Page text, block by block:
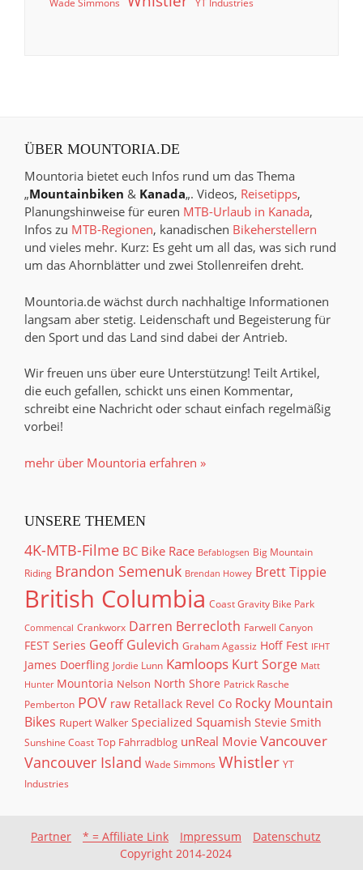
Wade Simmons YT Industries
ÜBER MOUNTORIA.DE
Mountoria bietet euch Infos rund um das Thema
„Mountainbiken & Kanada„. Videos, Reisetipps,
Planungshinweise für euren MTB-Urlaub in Kanada,
Infos zu MTB-Regionen, kanadischen Bikeherstellern
und vieles mehr. Kurz: Es geht um all das, was sich rund
um das Ahornblätter und zwei Stollenreifen dreht.
Mountoria.de wächst durch nachhaltige Informationen
langsam aber stetig. Leidenschaft und Begeisterung für
den Sport und das Land sind dabei der Antrieb.
Wir freuen uns über eure Unterstützung! Teilt Artikel,
die euch gefallen, schickt uns einen Kommentar,
schreibt eine Nachricht oder schaut einfach regelmäßig
vorbei!
mehr über Mountoria erfahren »
UNSERE THEMEN
4K-MTB-Filme BC Bike Race Befablogsen Big Mountain
Riding Brandon Semenuk Brendan Howey Brett Tippie
British Columbia Coast Gravity Bike Park
Commencal Crankworx Darren Berrecloth Farwell Canyon
FEST Series Geoff Gulevich Graham Agassiz Hoff Fest IFHT
James Doerfling Jordie Lunn Kamloops Kurt Sorge Matt
Hunter Mountoria Nelson North Shore Patrick Rasche
Pemberton POV raw Retallack Revel Co Rocky Mountain
Bikes Rupert Walker Specialized Squamish Stevie Smith
Sunshine Coast Top Fahrradblog unReal Movie Vancouver
Vancouver Island Wade Simmons Whistler YT
Industries
Partner * = Affiliate Link Impressum
Datenschutz
Copyright 2014-2024